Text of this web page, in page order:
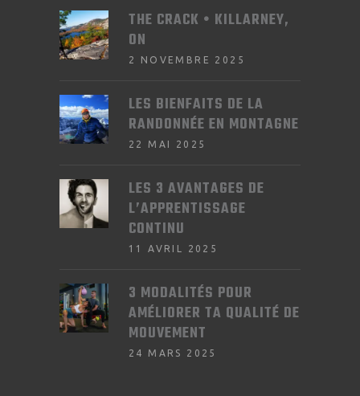
THE CRACK • KILLARNEY,
ON
2 NOVEMBRE 2025
LES BIENFAITS DE LA
RANDONNÉE EN MONTAGNE
22 MAI 2025
LES 3 AVANTAGES DE
L’APPRENTISSAGE
CONTINU
11 AVRIL 2025
3 MODALITÉS POUR
AMÉLIORER TA QUALITÉ DE
MOUVEMENT
24 MARS 2025